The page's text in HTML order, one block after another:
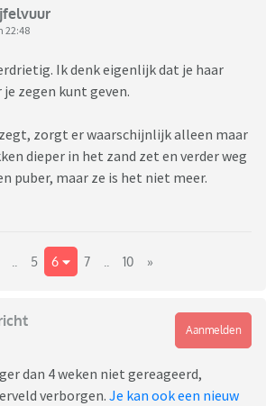
22:48
Ik denk eigenlijk dat je haar
zegen kunt geven.
zorgt er waarschijnlijk alleen maar
dieper in het zand zet en verder weg
puber, maar ze is het niet meer.
5 6 7 10 »
Aanmelden
dan 4 weken niet gereageerd,
verborgen. Je kan ook een nieuw